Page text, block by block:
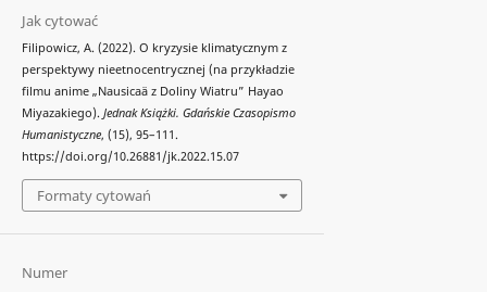
Jak cytować
Filipowicz, A. (2022). O kryzysie klimatycznym z
perspektywy nieetnocentrycznej (na przykładzie
filmu anime „Nausicaä z Doliny Wiatru” Hayao
Miyazakiego). Jednak Książki. Gdańskie Czasopismo
Humanistyczne, (15), 95–111.
https://doi.org/10.26881/jk.2022.15.07
Formaty cytowań
Numer